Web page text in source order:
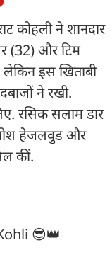
कोहली ने शानदार
(32) और ट‍िम
लेकिन इस ख‍िताबी
ने रखी.
रस‍िक सलाम डार
हेजलवुड और
कीं.
😎👑